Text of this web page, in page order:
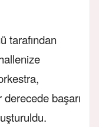
tarafından
başarı